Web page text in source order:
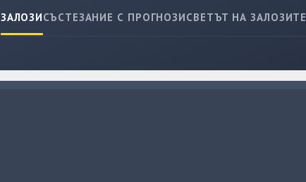
ЗАЛОЗИСЪСТЕЗАНИЕ С ПРОГНОЗИСВЕТЪТ НА ЗАЛОЗИТЕ